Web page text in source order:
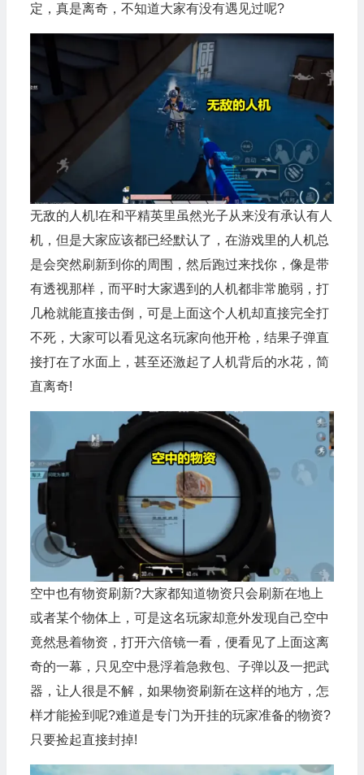
定，真是离奇，不知道大家有没有遇见过呢?
无敌的人机!在和平精英里虽然光子从来没有承认有人
机，但是大家应该都已经默认了，在游戏里的人机总
是会突然刷新到你的周围，然后跑过来找你，像是带
有透视那样，而平时大家遇到的人机都非常脆弱，打
几枪就能直接击倒，可是上面这个人机却直接完全打
不死，大家可以看见这名玩家向他开枪，结果子弹直
接打在了水面上，甚至还激起了人机背后的水花，简
直离奇!
空中也有物资刷新?大家都知道物资只会刷新在地上
或者某个物体上，可是这名玩家却意外发现自己空中
竟然悬着物资，打开六倍镜一看，便看见了上面这离
奇的一幕，只见空中悬浮着急救包、子弹以及一把武
器，让人很是不解，如果物资刷新在这样的地方，怎
样才能捡到呢?难道是专门为开挂的玩家准备的物资?
只要捡起直接封掉!